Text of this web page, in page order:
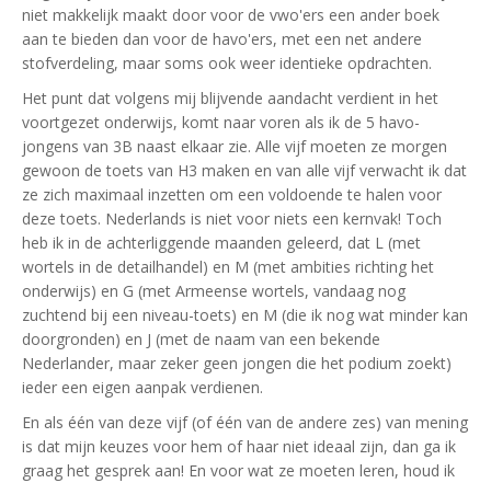
niet makkelijk maakt door voor de vwo'ers een ander boek
aan te bieden dan voor de havo'ers, met een net andere
stofverdeling, maar soms ook weer identieke opdrachten.
Het punt dat volgens mij blijvende aandacht verdient in het
voortgezet onderwijs, komt naar voren als ik de 5 havo-
jongens van 3B naast elkaar zie. Alle vijf moeten ze morgen
gewoon de toets van H3 maken en van alle vijf verwacht ik dat
ze zich maximaal inzetten om een voldoende te halen voor
deze toets. Nederlands is niet voor niets een kernvak! Toch
heb ik in de achterliggende maanden geleerd, dat L (met
wortels in de detailhandel) en M (met ambities richting het
onderwijs) en G (met Armeense wortels, vandaag nog
zuchtend bij een niveau-toets) en M (die ik nog wat minder kan
doorgronden) en J (met de naam van een bekende
Nederlander, maar zeker geen jongen die het podium zoekt)
ieder een eigen aanpak verdienen.
En als één van deze vijf (of één van de andere zes) van mening
is dat mijn keuzes voor hem of haar niet ideaal zijn, dan ga ik
graag het gesprek aan! En voor wat ze moeten leren, houd ik